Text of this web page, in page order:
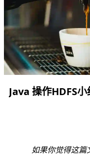
Java 操作HDFS小
如果你觉得这篇